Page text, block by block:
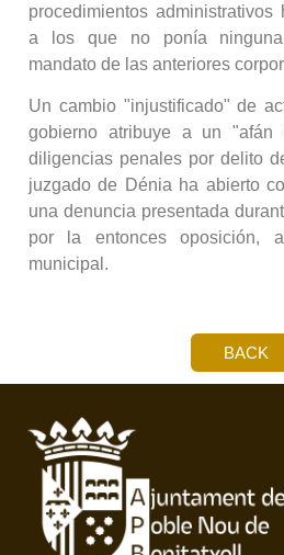
procedimientos
a los que no ponía ninguna
mandato de las anteriores
Un cambio "injustificado" de
gobierno atribuye a un "afán
diligencias penales por delito
juzgado de Dénia ha abierto
una denuncia presentada
por la entonces oposición,
municipal.
BACK